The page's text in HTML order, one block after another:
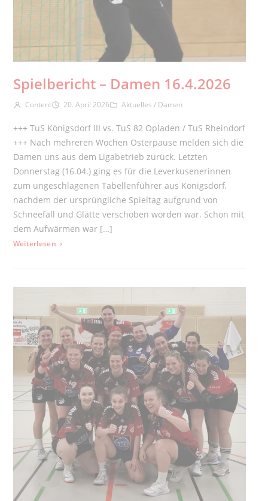
Spielbericht – Damen 16.4.2026
Beitrags-Autor:
ContentBeitrag veröffentlicht:
20. April 2026Beitrags-Kategorie:
Aktuelles / Damen
+++ TuS Königsdorf III vs. TuS 82 Opladen / TuS Rheindorf
+++ Nach mehreren Wochen Osterpause melden sich die
Damen uns aus dem Ligabetrieb zurück. Letzten
Donnerstag (16.04.) ging es für die Leverkusenerinnen
zum ungeschlagenen Tabellenführer aus Königsdorf,
nachdem der ursprüngliche Spieltag aufgrund von
Schneefall und Glätte verschoben worden war. Schon mit
dem Aufwärmen war […]
Weiterlesen: Spielbericht – Damen 16.4.2026